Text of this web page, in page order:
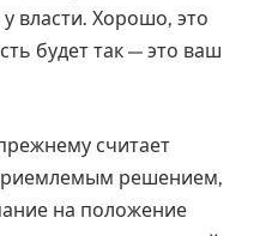
власти. Хорошо, это
будет так — это ваш
считает
решением,
на положение